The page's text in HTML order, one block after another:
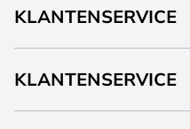
KLANTENSERVICE
KLANTENSERVICE